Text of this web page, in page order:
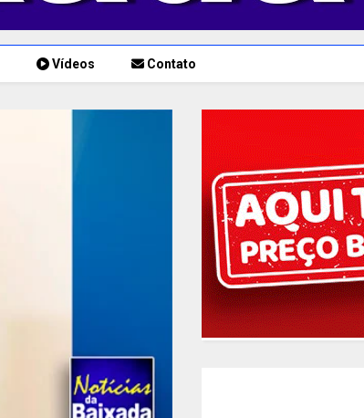
Vídeos Contato